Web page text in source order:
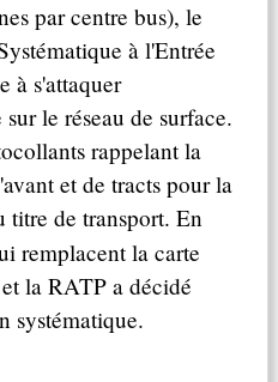
par centre bus), le
à l'Entrée
à s'attaquer
le réseau de surface.
rappelant la
et de tracts pour la
de transport. En
remplacent la carte
la RATP a décidé
systématique.